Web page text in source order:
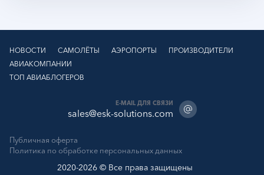
Публичная оферта
Политика по обработке персональных данных
2020-2026 © Все права защищены
НОВОСТИ САМОЛЁТЫ АЭРОПОРТЫ
ПРОИЗВОДИТЕЛИ
АВИАКОМПАНИИ
ТОП АВИАБЛОГЕРОВ
E-MAIL ДЛЯ СВЯЗИ
sales@esk-solutions.com